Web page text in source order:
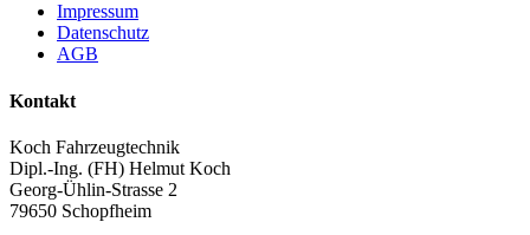
Impressum
Datenschutz
AGB
Kontakt
Koch Fahrzeugtechnik
Dipl.-Ing. (FH) Helmut Koch
Georg-Ühlin-Strasse 2
79650 Schopfheim